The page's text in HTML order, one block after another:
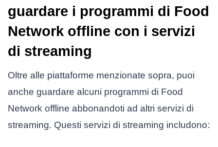
guardare i programmi di Food
Network offline con i servizi
di streaming
Oltre alle piattaforme menzionate sopra, puoi
anche guardare alcuni programmi di Food
Network offline abbonandoti ad altri servizi di
streaming. Questi servizi di streaming includono: